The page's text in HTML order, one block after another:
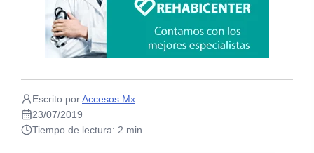
Escrito porAccesos Mx
23/07/2019
Tiempo de lectura: 2 min